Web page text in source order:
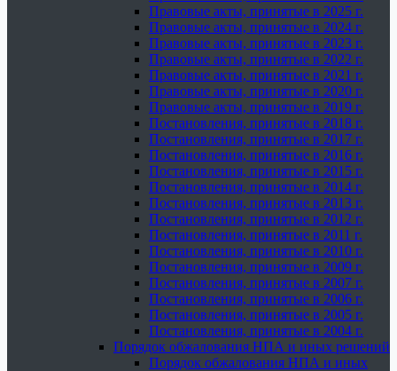
Правовые акты, принятые в 2025 г.
Правовые акты, принятые в 2024 г.
Правовые акты, принятые в 2023 г.
Правовые акты, принятые в 2022 г.
Правовые акты, принятые в 2021 г.
Правовые акты, принятые в 2020 г.
Правовые акты, принятые в 2019 г.
Постановления, принятые в 2018 г.
Постановления, принятые в 2017 г.
Постановления, принятые в 2016 г.
Постановления, принятые в 2015 г.
Постановления, принятые в 2014 г.
Постановления, принятые в 2013 г.
Постановления, принятые в 2012 г.
Постановления, принятые в 2011 г.
Постановления, принятые в 2010 г.
Постановления, принятые в 2009 г.
Постановления, принятые в 2007 г.
Постановления, принятые в 2006 г.
Постановления, принятые в 2005 г.
Постановления, принятые в 2004 г.
Порядок обжалования НПА и иных решений
Порядок обжалования НПА и иных